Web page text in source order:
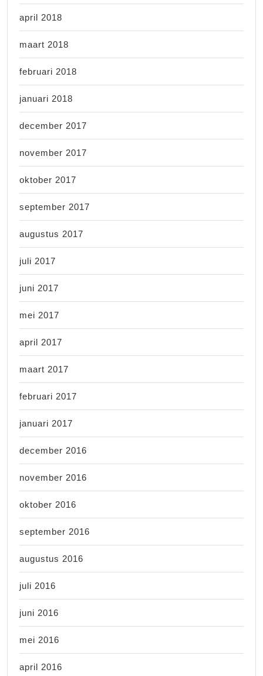
april 2018
maart 2018
februari 2018
januari 2018
december 2017
november 2017
oktober 2017
september 2017
augustus 2017
juli 2017
juni 2017
mei 2017
april 2017
maart 2017
februari 2017
januari 2017
december 2016
november 2016
oktober 2016
september 2016
augustus 2016
juli 2016
juni 2016
mei 2016
april 2016